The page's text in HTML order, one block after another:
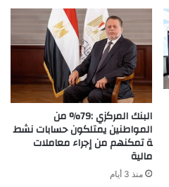
البنك المركزي :79% من
المواطنين يمتلكون حسابات نشط
ة تمكنهم من إجراء معاملات
مالية
منذ 3 أيام